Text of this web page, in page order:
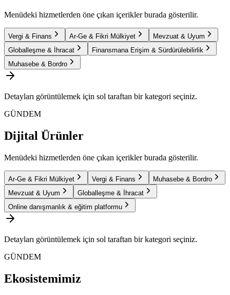
Menüdeki hizmetlerden öne çıkan içerikler burada gösterilir.
Vergi & Finans Ar-Ge & Fikri Mülkiyet
Mevzuat & Uyum
Globalleşme & İhracat
Finansmana Erişim & Sürdürülebilirlik
Muhasebe & Bordro
Detayları görüntülemek için sol taraftan bir kategori seçiniz.
GÜNDEM
Dijital Ürünler
Menüdeki hizmetlerden öne çıkan içerikler burada gösterilir.
Ar-Ge & Fikri Mülkiyet Vergi & Finans
Muhasebe & Bordro
Mevzuat & Uyum
Globalleşme & İhracat
Online danışmanlık & eğitim platformu
Detayları görüntülemek için sol taraftan bir kategori seçiniz.
GÜNDEM
Ekosistemimiz